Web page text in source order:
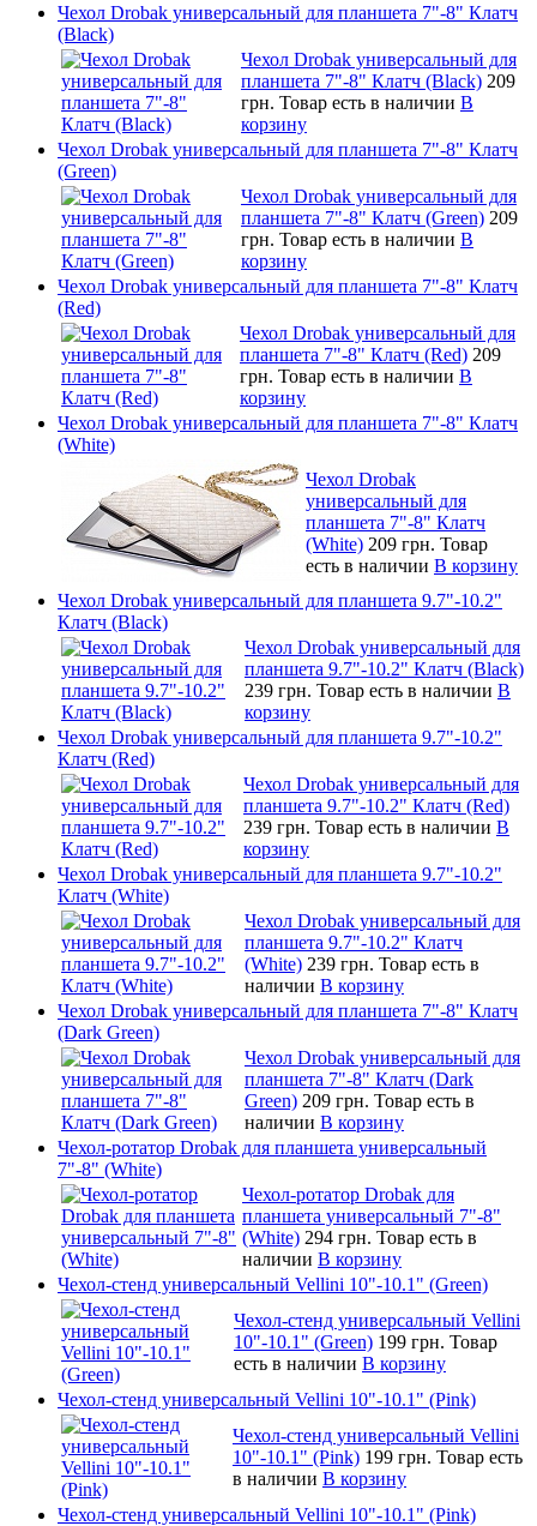
Чехол Drobak универсальный для планшета 7"-8" Клатч
(Black)
Чехол Drobak универсальный для
планшета 7"-8" Клатч (Black) 209
грн. Товар есть в наличии В
корзину
Чехол Drobak универсальный для планшета 7"-8" Клатч
(Green)
Чехол Drobak универсальный для
планшета 7"-8" Клатч (Green) 209
грн. Товар есть в наличии В
корзину
Чехол Drobak универсальный для планшета 7"-8" Клатч
(Red)
Чехол Drobak универсальный для
планшета 7"-8" Клатч (Red) 209
грн. Товар есть в наличии В
корзину
Чехол Drobak универсальный для планшета 7"-8" Клатч
(White)
Чехол Drobak
универсальный для
планшета 7"-8" Клатч
(White) 209 грн. Товар
есть в наличии В корзину
Чехол Drobak универсальный для планшета 9.7"-10.2"
Клатч (Black)
Чехол Drobak универсальный для
планшета 9.7"-10.2" Клатч (Black)
239 грн. Товар есть в наличии В
корзину
Чехол Drobak универсальный для планшета 9.7"-10.2"
Клатч (Red)
Чехол Drobak универсальный для
планшета 9.7"-10.2" Клатч (Red)
239 грн. Товар есть в наличии В
корзину
Чехол Drobak универсальный для планшета 9.7"-10.2"
Клатч (White)
Чехол Drobak универсальный для
планшета 9.7"-10.2" Клатч
(White) 239 грн. Товар есть в
наличии В корзину
Чехол Drobak универсальный для планшета 7"-8" Клатч
(Dark Green)
Чехол Drobak универсальный для
планшета 7"-8" Клатч (Dark
Green) 209 грн. Товар есть в
наличии В корзину
Чехол-ротатор Drobak для планшета универсальный
7"-8" (White)
Чехол-ротатор Drobak для
планшета универсальный 7"-8"
(White) 294 грн. Товар есть в
наличии В корзину
Чехол-стенд универсальный Vellini 10"-10.1" (Green)
Чехол-стенд универсальный Vellini
10"-10.1" (Green) 199 грн. Товар
есть в наличии В корзину
Чехол-стенд универсальный Vellini 10"-10.1" (Pink)
Чехол-стенд универсальный Vellini
10"-10.1" (Pink) 199 грн. Товар есть
в наличии В корзину
Чехол-стенд универсальный Vellini 10"-10.1" (Pink)